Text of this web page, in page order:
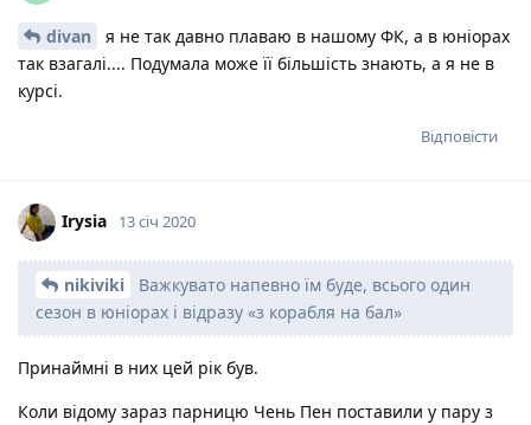
divan
я не так давно плаваю в нашому ФК, а в юніорах
так взагалі.... Подумала може її більшість знають, а я не в
курсі.
Відповісти
Irysia 13 січ 2020
nikiviki
Важкувато напевно їм буде, всього один
сезон в юніорах і відразу «з корабля на бал»
Принаймні в них цей рік був.
Коли відому зараз парницю Чень Пен поставили у пару з